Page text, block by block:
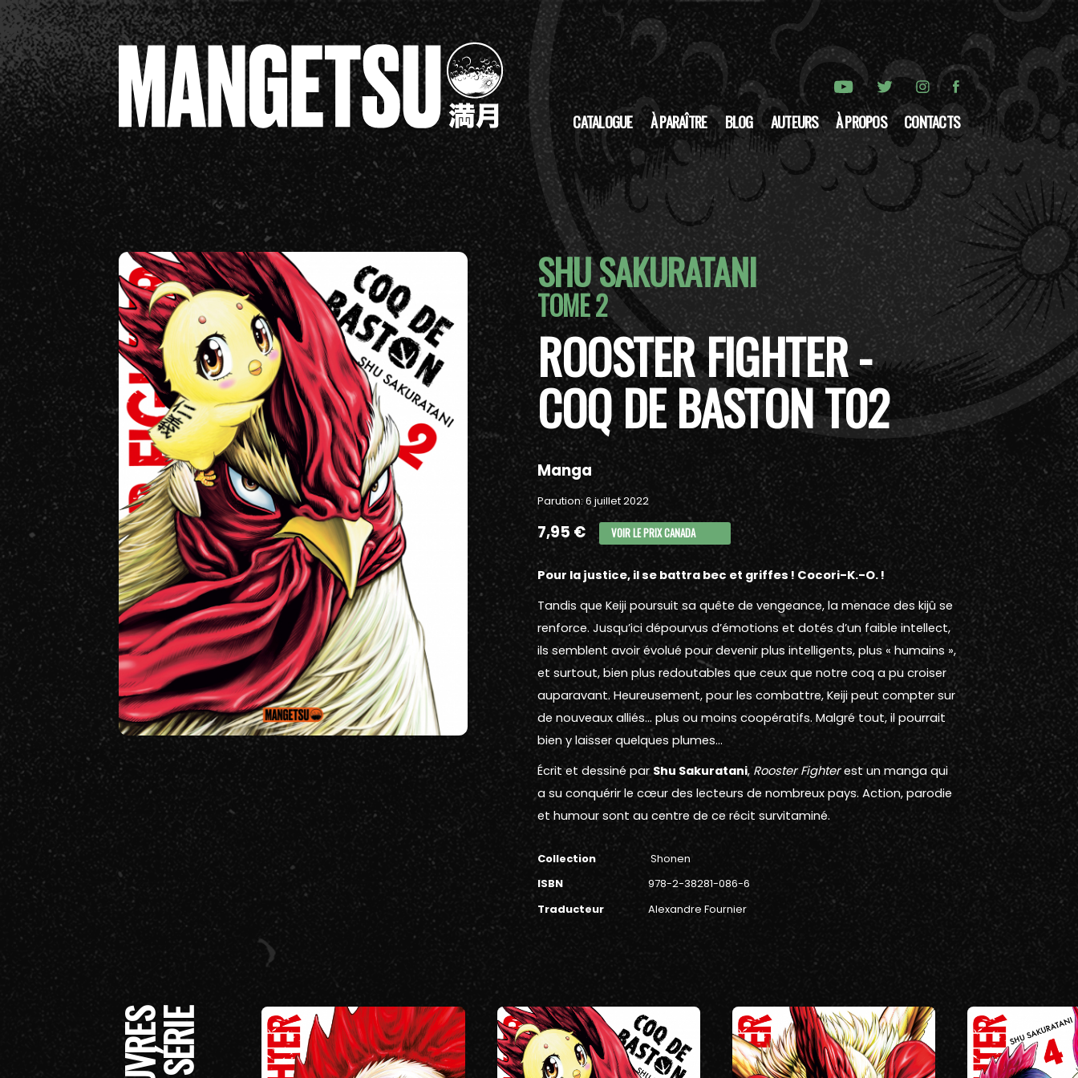
CATALOGUE À PARAÎTRE BLOG AUTEURS À PROPOS CONTACTS
SHU SAKURATANI
TOME 2
ROOSTER FIGHTER -
COQ DE BASTON T02
Manga
Parution: 6 juillet 2022
7,95 € VOIR LE PRIX CANADA
Pour la justice, il se battra bec et griffes ! Cocori-K.-O. !
Tandis que Keiji poursuit sa quête de vengeance, la menace des kijû se
renforce. Jusqu’ici dépourvus d’émotions et dotés d’un faible intellect,
ils semblent avoir évolué pour devenir plus intelligents, plus « humains »,
et surtout, bien plus redoutables que ceux que notre coq a pu croiser
auparavant. Heureusement, pour les combattre, Keiji peut compter sur
de nouveaux alliés… plus ou moins coopératifs. Malgré tout, il pourrait
bien y laisser quelques plumes…
Écrit et dessiné parShu Sakuratani,Rooster Fighterest un manga qui
a su conquérir le cœur des lecteurs de nombreux pays. Action, parodie
et humour sont au centre de ce récit survitaminé.
Collection
Shonen
ISBN
978-2-38281-086-6
Traducteur
Alexandre Fournier